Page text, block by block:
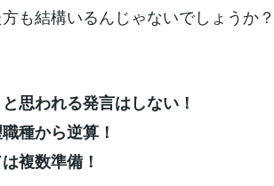
も結構いるんじゃないでしょうか？
思われる発言はしない！
種から逆算！
複数準備！